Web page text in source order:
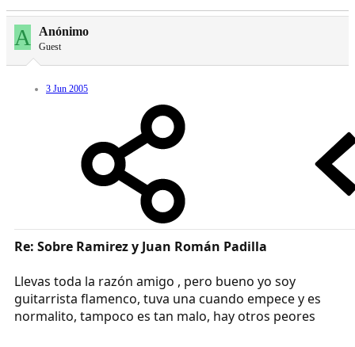
A Anónimo
Guest
3 Jun 2005
Re: Sobre Ramirez y Juan Román Padilla
Llevas toda la razón amigo , pero bueno yo soy
guitarrista flamenco, tuva una cuando empece y es
normalito, tampoco es tan malo, hay otros peores